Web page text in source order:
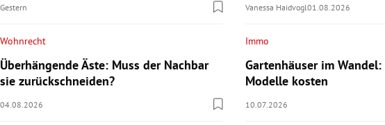
Gestern
Wohnrecht
Überhängende Äste: Muss der Nachbar
sie zurückschneiden?
04.08.2026
Vanessa Haidvogl01.08.2026
Immo
Gartenhäuser im
Modelle kosten
10.07.2026